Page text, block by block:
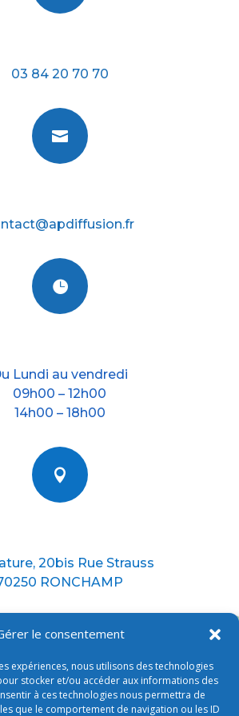
le consentement
expériences, nous utilisons des technologies
stocker et/ou accéder aux informations des
à ces technologies nous permettra de
que le comportement de navigation ou les ID
03 84 20 70 70


Lundi au vendredi
09h00 – 12h00
14h00 – 18h00

20bis Rue Strauss
RONCHAMP